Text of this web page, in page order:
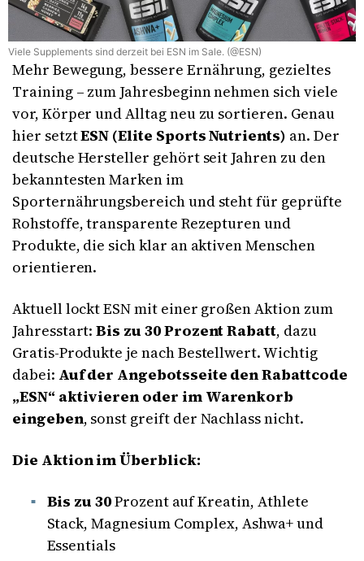
Viele Supplements sind derzeit bei ESN im Sale. (@ESN)
Mehr Bewegung, bessere Ernährung, gezieltes
Training – zum Jahresbeginn nehmen sich viele
vor, Körper und Alltag neu zu sortieren. Genau
hier setztESN (Elite Sports Nutrients) an. Der
deutsche Hersteller gehört seit Jahren zu den
bekanntesten Marken im
Sporternährungsbereich und steht für geprüfte
Rohstoffe, transparente Rezepturen und
Produkte, die sich klar an aktiven Menschen
orientieren.
Aktuell lockt ESN mit einer großen Aktion zum
Jahresstart:Bis zu 30 Prozent Rabatt, dazu
Gratis-Produkte je nach Bestellwert. Wichtig
dabei: Auf der Angebotsseite den Rabattcode
„ESN“ aktivieren oder im Warenkorb
eingeben, sonst greift der Nachlass nicht.
Die Aktion im Überblick:
Bis zu 30Prozent auf Kreatin, Athlete
Stack, Magnesium Complex, Ashwa+ und
Essentials